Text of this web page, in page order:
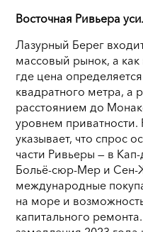
Восточная Ривьера
Лазурный Берег
массовый рынок, а
где цена
квадратного метра, а
расстоянием до
уровнем приватности.
указывает, что спрос
части Ривьеры — в
Больё-сюр-Мер и
международные
на море и
капитального